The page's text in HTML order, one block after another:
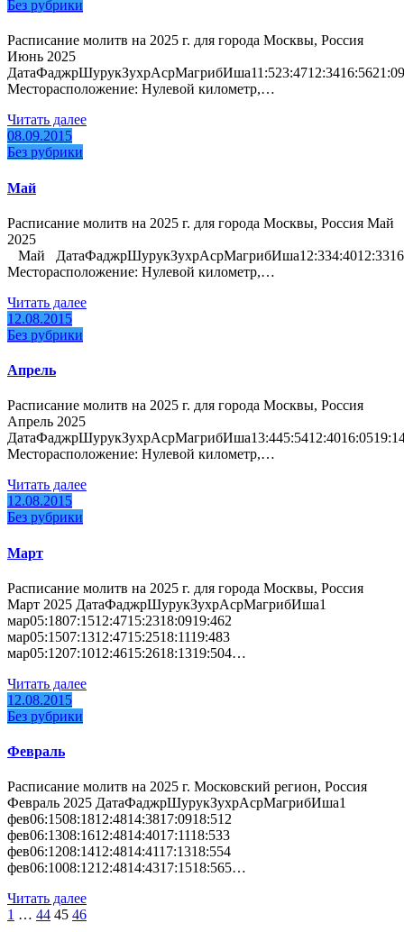
Без рубрики
Расписание молитв на 2025 г. для города Москвы, Россия
Июнь 2025
Месторасположение: Нулевой километр,…
Читать далее
08.09.2015
Без рубрики
Май
Расписание молитв на 2025 г. для города Москвы, Россия Май
2025
Май
Месторасположение: Нулевой километр,…
Читать далее
12.08.2015
Без рубрики
Апрель
Расписание молитв на 2025 г. для города Москвы, Россия
Апрель 2025
Месторасположение: Нулевой километр,…
Читать далее
12.08.2015
Без рубрики
Март
Расписание молитв на 2025 г. для города Москвы, Россия
Март 2025 ДатаФаджрШурукЗухрАсрМагрибИша1
мар05:1807:1512:4715:2318:0919:462
мар05:1507:1312:4715:2518:1119:483
мар05:1207:1012:4615:2618:1319:504…
Читать далее
12.08.2015
Без рубрики
Февраль
Расписание молитв на 2025 г. Московский регион, Россия
Февраль 2025 ДатаФаджрШурукЗухрАсрМагрибИша1
фев06:1508:1812:4814:3817:0918:512
фев06:1308:1612:4814:4017:1118:533
фев06:1208:1412:4814:4117:1318:554
фев06:1008:1212:4814:4317:1518:565…
Читать далее
Пагинация
1 … 44 45 46